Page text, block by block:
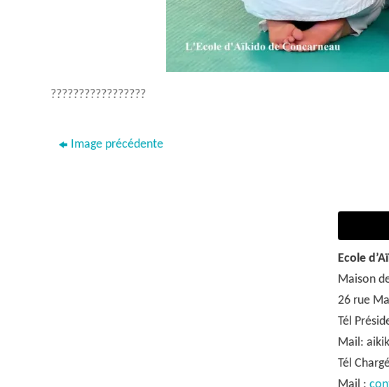
?????????????????
Image précédente
Ecole
Maison
26 rue
Tél
Mail:
Tél